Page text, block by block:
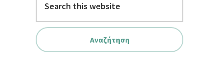
website